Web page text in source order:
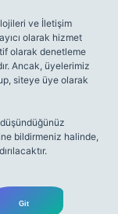
ve İletişim
olarak hizmet
olarak denetleme
Ancak, üyelerimiz
siteye üye olarak
bildirmeniz halinde,